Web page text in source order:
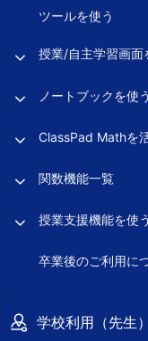
ツールを使う
授業/自主学習画面
ノートブックを使う
ClassPad Mathを
関数機能一覧
授業支援機能を使
卒業後のご利用に
学校利用（先生）